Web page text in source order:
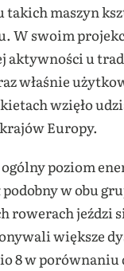
takich maszyn
W swoim
aktywności u
właśnie
wzięło
Europy.
ogólny poziom
podobny w obu
rowerach jeździ
większe
8 w porównaniu